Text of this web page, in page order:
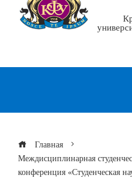
Главная
Междисциплинарная
конференция «Студенческая